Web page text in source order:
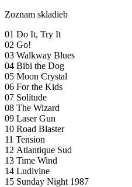
Zoznam skladieb
01 Do It, Try It
02 Go!
03 Walkway Blues
04 Bibi the Dog
05 Moon Crystal
06 For the Kids
07 Solitude
08 The Wizard
09 Laser Gun
10 Road Blaster
11 Tension
12 Atlantique Sud
13 Time Wind
14 Ludivine
15 Sunday Night 1987